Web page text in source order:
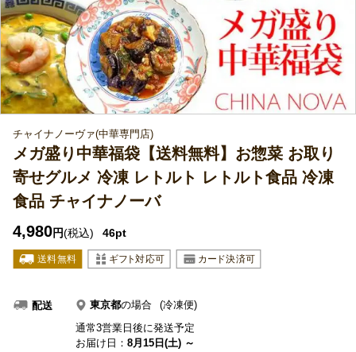
チャイナノーヴァ(中華専門店)
メガ盛り中華福袋【送料無料】お惣菜 お取り
寄せグルメ 冷凍 レトルト レトルト食品 冷凍
食品 チャイナノーバ
4,980円(税込) 46pt
配送 東京都の場合
(冷凍便)
通常3営業日後に発送予定
お届け日： 8月15日(土) ～